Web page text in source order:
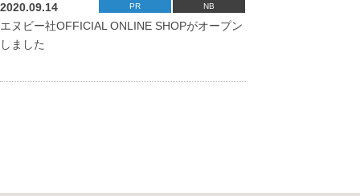
PR NB
2020.09.14
エヌビー社OFFICIAL ONLINE SHOPがオープン
しました